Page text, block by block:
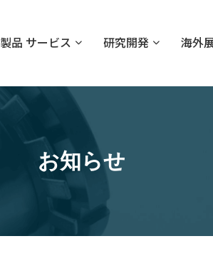
製品 サービス 研究開発 海外
お知らせ